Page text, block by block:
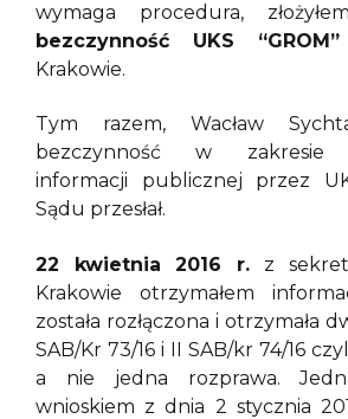
wymaga procedura,
bezczynność UKS “GROM”
Krakowie.
Tym razem, Wacław
bezczynność w zakresie
informacji publicznej przez
Sądu przesłał.
22 kwietnia 2016 r. z
Krakowie otrzymałem
została rozłączona i otrzymała
SAB/Kr 73/16 i II SAB/kr 74/16
a nie jedna rozprawa.
wnioskiem z dnia 2 stycznia